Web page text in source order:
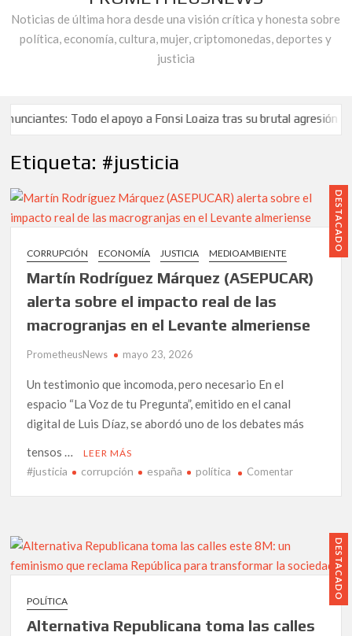
Noticias de última hora desde una visión crítica y honesta sobre
política, economía, cultura, mujer, criptomonedas, deportes y
justicia
Todo el apoyo a Fonsi Loaiza tras su brutal agresión
la «doble vara de medir que la cúpula de UGT Andalucía, aplica
Todo el apoyo a Fonsi Loaiza tras su brutal agresión
de Robert Martínez, activista de la «plataforma de Afectados
la «doble vara de medir que la cúpula de UGT Andalucía, aplica
Etiqueta: #justicia
DESTACADO
CORRUPCIÓN ECONOMÍA JUSTICIA MEDIOAMBIENTE
Martín Rodríguez Márquez (ASEPUCAR)
alerta sobre el impacto real de las
macrogranjas en el Levante almeriense
PrometheusNews mayo 23, 2026
Un testimonio que incomoda, pero necesario En el
espacio “La Voz de tu Pregunta”, emitido en el canal
digital de Luis Díaz, se abordó uno de los debates más
tensos …
LEER MÁS
#justicia corrupción españa política Comentaren
(ASEPUCAR)
sobre
impacto
real
DESTACADO
POLÍTICA
Alternativa Republicana toma las calles